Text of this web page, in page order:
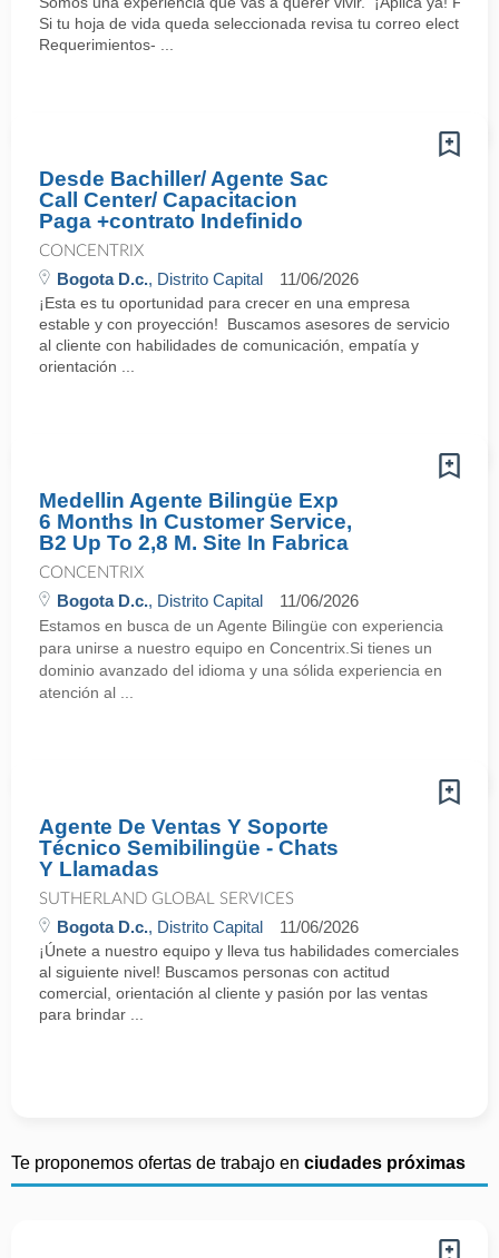
Si tu hoja de vida queda seleccionada revisa tu correo
Requerimientos- ...
Desde Bachiller/ Agente Sac
Call Center/ Capacitacion
Paga +contrato Indefinido
CONCENTRIX
Bogota D.c., Distrito Capital 11/06/2026
¡Esta es tu oportunidad para crecer en una empresa
estable y con proyección! Buscamos asesores de servicio
al cliente con habilidades de comunicación, empatía y
orientación ...
Medellin Agente Bilingüe Exp
6 Months In Customer Service,
B2 Up To 2,8 M. Site In Fabrica
CONCENTRIX
Bogota D.c., Distrito Capital 11/06/2026
Estamos en busca de un Agente Bilingüe con experiencia
para unirse a nuestro equipo en Concentrix.Si tienes un
dominio avanzado del idioma y una sólida experiencia en
atención al ...
Agente De Ventas Y Soporte
Técnico Semibilingüe - Chats
Y Llamadas
SUTHERLAND GLOBAL SERVICES
Bogota D.c., Distrito Capital 11/06/2026
¡Únete a nuestro equipo y lleva tus habilidades comerciales
al siguiente nivel! Buscamos personas con actitud
comercial, orientación al cliente y pasión por las ventas
para brindar ...
Te proponemos ofertas de trabajo en ciudades próximas